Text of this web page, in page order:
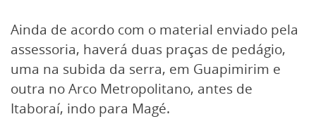
Ainda de acordo com o material enviado pela
assessoria, haverá duas praças de pedágio,
uma na subida da serra, em Guapimirim e
outra no Arco Metropolitano, antes de
Itaboraí, indo para Magé.